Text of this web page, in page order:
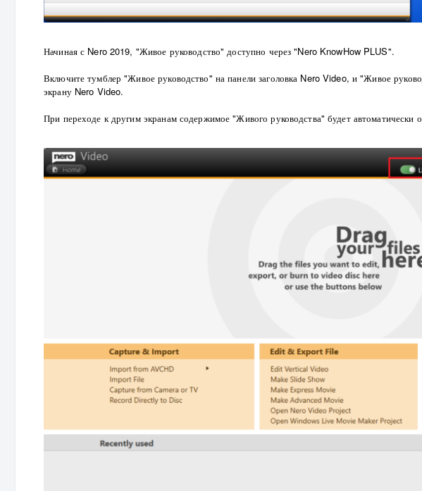
Начиная с Nero 2019, "Живое руководство" доступно через "Nero KnowHow PLUS".
Включите тумблер "Живое руководство" на панели заголовка Nero Video, и "Живое
экрану Nero Video.
При переходе к другим экранам содержимое "Живого руководства" будет автоматически